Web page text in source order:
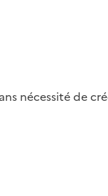
nécessité de